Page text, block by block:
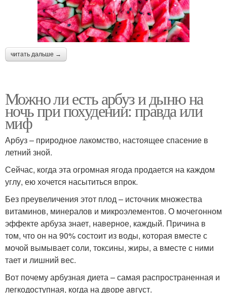
читать дальше →
Можно ли есть арбуз и дыню на
ночь при похудении: правда или
миф
Арбуз – природное лакомство, настоящее спасение в
летний зной.
Сейчас, когда эта огромная ягода продается на каждом
углу, ею хочется насытиться впрок.
Без преувеличения этот плод – источник множества
витаминов, минералов и микроэлементов. О мочегонном
эффекте арбуза знает, наверное, каждый. Причина в
том, что он на 90% состоит из воды, которая вместе с
мочой вымывает соли, токсины, жиры, а вместе с ними
тает и лишний вес.
Вот почему арбузная диета – самая распространенная и
легкодоступная, когда на дворе август.